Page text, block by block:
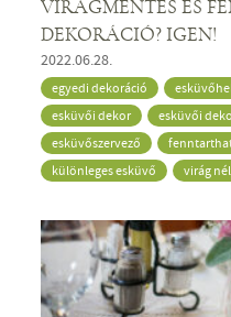
VIRÁGMENTES ÉS
DEKORÁCIÓ? IGEN!
2022.06.28.
egyedi dekoráció
esküvői dekor
esküvői
esküvőszervező
különleges esküvő
virág